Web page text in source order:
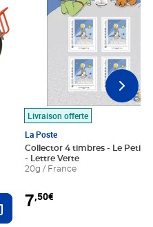
Ajouter au panier
Livraison offerte
La Poste
Collector 4 timbres - Le Petit
- Lettre Verte
20g / France
7,50€